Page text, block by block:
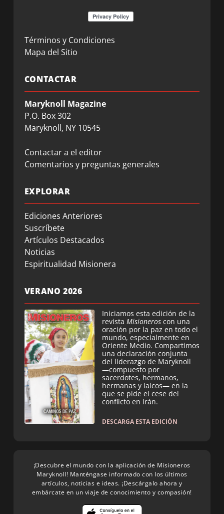
Términos y Condiciones
Mapa del Sitio
CONTACTAR
Maryknoll Magazine
P.O. Box 302
Maryknoll, NY 10545
Contactar a el editor
Comentarios y preguntas generales
EXPLORAR
Ediciones Anteriores
Suscríbete
Artículos Destacados
Noticias
Espiritualidad Misionera
VERANO 2026
Iniciamos esta edición de la
revista Misioneros con una
oración por la paz en todo el
mundo, especialmente en
Oriente Medio. Compartimos
una declaración conjunta
del liderazgo de Maryknoll
—compuesto por
sacerdotes, hermanos,
hermanas y laicos— en la
que se pide el cese del
conflicto en Irán.
DESCARGA ESTA EDICIÓN
¡Descubre el mundo con la aplicación de Misioneros
Maryknoll! Manténgase informado con los últimos
artículos, noticias e ideas. ¡Descárgalo ahora y
embárcate en un viaje de conocimiento y compasión!